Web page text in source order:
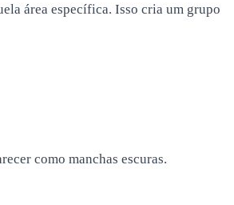
área específica. Isso cria um grupo
como manchas escuras.